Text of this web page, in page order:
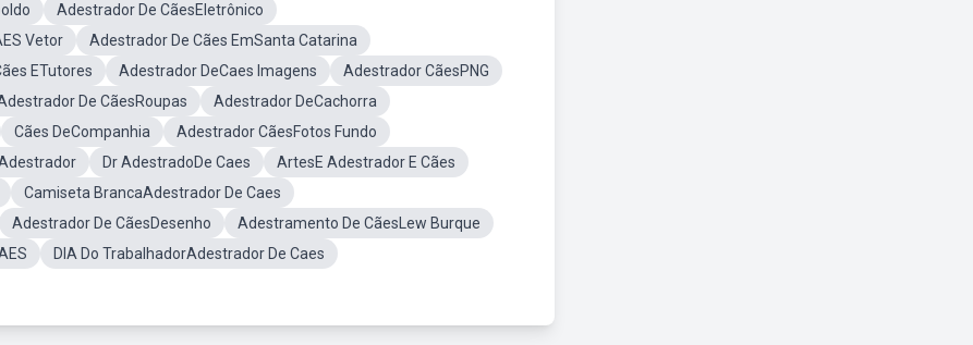
Adestrador De CãesEletrônico
Vetor
Adestrador De Cães EmSanta Catarina
ETutores Adestrador DeCaes Imagens
Adestrador CãesPNG
De CãesRoupas
Adestrador DeCachorra
Cães DeCompanhia
Adestrador CãesFotos Fundo
Dr AdestradoDe Caes
ArtesE Adestrador E Cães
Camiseta BrancaAdestrador De Caes
Adestrador De CãesDesenho
Adestramento De CãesLew Burque
DIA Do TrabalhadorAdestrador De Caes